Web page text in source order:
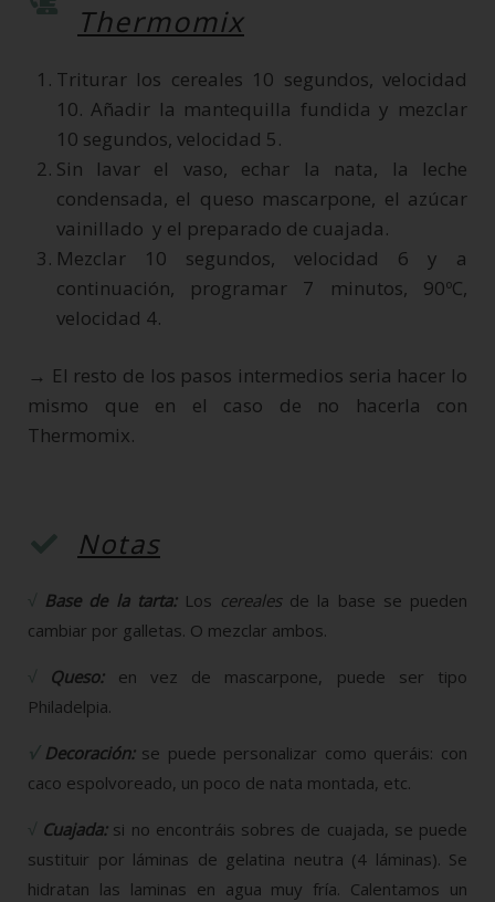
Thermomix
Triturar los cereales 10 segundos, velocidad
10. Añadir la mantequilla fundida y mezclar
10 segundos, velocidad 5.
Sin lavar el vaso, echar la nata, la leche
condensada, el queso mascarpone, el azúcar
vainillado y el preparado de cuajada.
Mezclar 10 segundos, velocidad 6 y a
continuación, programar 7 minutos, 90ºC,
velocidad 4.
→ El resto de los pasos intermedios seria hacer lo
mismo que en el caso de no hacerla con
Thermomix.
Notas
√ Base de la tarta:Los cerealesde la base se pueden
cambiar por galletas. O mezclar ambos.
√ Queso:en vez de mascarpone, puede ser tipo
Philadelpia.
√Decoración: se puede personalizar como queráis: con
caco espolvoreado, un poco de nata montada, etc.
√ Cuajada:si no encontráis sobres de cuajada, se puede
sustituir por láminas de gelatina neutra (4 láminas). Se
hidratan las laminas en agua muy fría. Calentamos un